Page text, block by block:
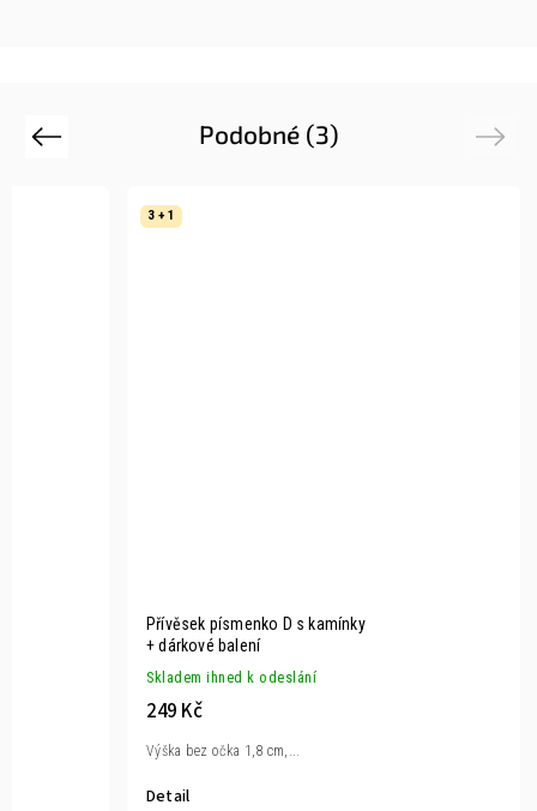
Podobné (3)
Previous
3 + 1
Přívěsek písmenko D s kamínky
+ dárkové balení
Skladem ihned k odeslání
249 Kč
Detail
Výška bez očka 1,8 cm,...
Next